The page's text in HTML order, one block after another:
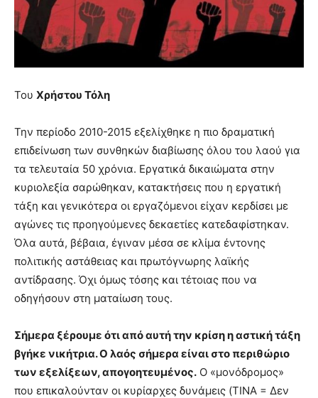
you
the
meaning
pain.
hd
Του Χρήστου Τόλη
Την περίοδο 2010-2015 εξελίχθηκε η πιο δραματική
επιδείνωση των συνθηκών διαβίωσης όλου του λαού για
τα τελευταία 50 χρόνια. Εργατικά δικαιώματα στην
κυριολεξία σαρώθηκαν, κατακτήσεις που η εργατική
τάξη και γενικότερα οι εργαζόμενοι είχαν κερδίσει με
αγώνες τις προηγούμενες δεκαετίες κατεδαφίστηκαν.
Όλα αυτά, βέβαια, έγιναν μέσα σε κλίμα έντονης
πολιτικής αστάθειας και πρωτόγνωρης λαϊκής
αντίδρασης. Όχι όμως τόσης και τέτοιας που να
οδηγήσουν στη ματαίωση τους.
Σήμερα ξέρουμε ότι από αυτή την κρίση η αστική τάξη
βγήκε νικήτρια. Ο λαός σήμερα είναι στο περιθώριο
των εξελίξεων, απογοητευμένος. Ο «μονόδρομος»
που επικαλούνταν οι κυρίαρχες δυνάμεις (TINA = Δεν